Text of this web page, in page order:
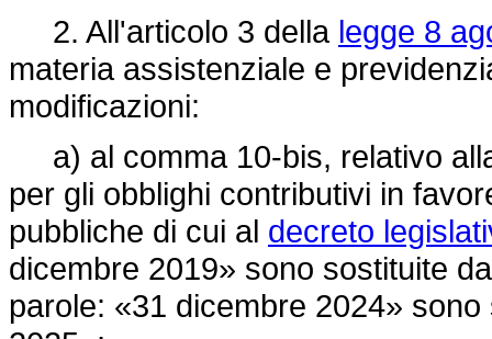
2. All'articolo 3 della legge 8
materia assistenziale e
modificazioni:
a) al comma 10-bis, relativo
per gli obblighi contributivi in
pubbliche di cui al decreto
dicembre 2019» sono sostituite
parole: «31 dicembre 2024»